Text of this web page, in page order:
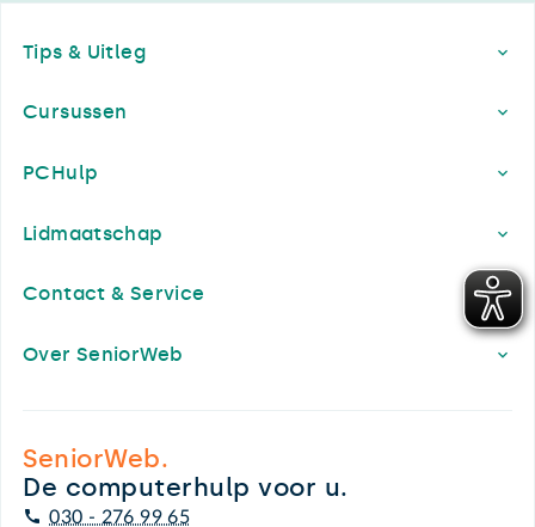
Tips & Uitleg
Cursussen
PCHulp
Lidmaatschap
Contact & Service
Over SeniorWeb
SeniorWeb.
De computerhulp voor u.
030 - 276 99 65